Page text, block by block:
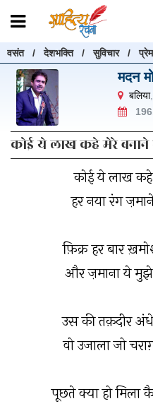
वसंत/देशभक्ति/सुविचार/प्रेम
मदन
बलिया,
कोई ये लाख कहे मेरे बनाने
कोई ये लाख
हर नया रंग
फ़िक्र हर बार
और ज़माना ये मुझे
उस की तक़दीर
वो उजाला जो
पूछते क्या हो मिला
रचनाएँ खोजें
रचनाएँ खोजने के लिए नीचे दी
"खोजें" बटन पर क्लिक करें